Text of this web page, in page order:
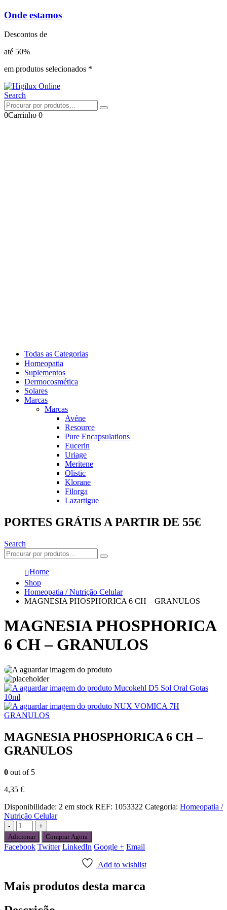
Onde estamos
Descontos de
até 50%
em produtos selecionados *
Search
0Carrinho 0
Todas as Categorias
Homeopatia
Suplementos
Dermocosmética
Solares
Marcas
Marcas
Avéne
Resource
Pure Encapsulations
Eucerin
Uriage
Meritene
Olistic
Klorane
Filorga
Lazartigue
PORTES GRÁTIS A PARTIR DE 55€
Search
Home
Shop
Homeopatia / Nutrição Celular
MAGNESIA PHOSPHORICA 6 CH – GRANULOS
MAGNESIA PHOSPHORICA
6 CH – GRANULOS
Mucokehl D5 Sol Oral Gotas
10ml
NUX VOMICA 7H
GRANULOS
MAGNESIA PHOSPHORICA 6 CH –
GRANULOS
0 out of 5
4,35 €
Disponibilidade: 2 em stock REF: 1053322 Categoria: Homeopatia /
Nutrição Celular
-
+
Adicionar
Comprar Agora
Facebook Twitter LinkedIn Google + Email
Add to wishlist
Mais produtos desta marca